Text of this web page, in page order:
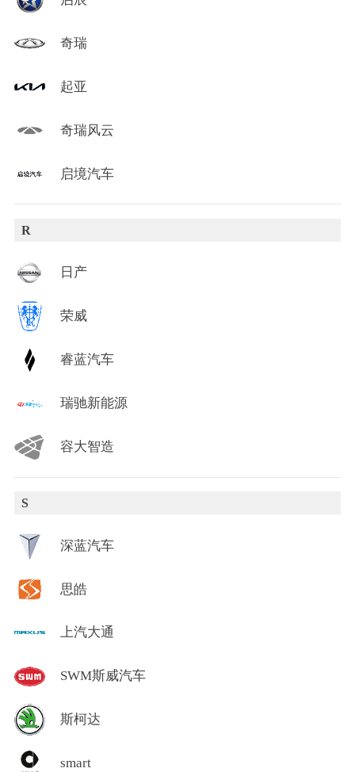
奇瑞
起亚
奇瑞风云
启境汽车
R
日产
荣威
睿蓝汽车
瑞驰新能源
容大智造
S
深蓝汽车
思皓
上汽大通
SWM斯威汽车
斯柯达
smart